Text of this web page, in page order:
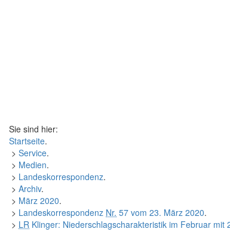
Sie sind hier:
Startseite.
> Service.
> Medien.
> Landeskorrespondenz.
> Archiv.
> März 2020.
> Landeskorrespondenz Nr. 57 vom 23. März 2020.
> LR Klinger: Niederschlagscharakteristik im Februar mit